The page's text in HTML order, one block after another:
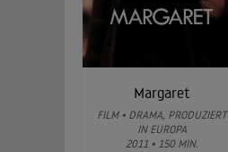
Margaret
FILM • DRAMA, PRODUZIERT
IN EUROPA
2011 • 150 MIN.